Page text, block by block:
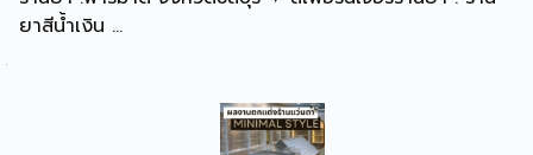
ยาสีน้ำเงิน ...